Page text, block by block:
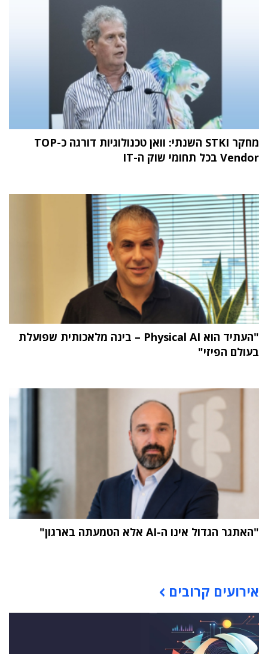
מחקר STKI השנתי: וואן טכנולוגיות דורגה כ-TOP
Vendor בכל תחומי שוק ה-IT
"העתיד הוא Physical AI – בינה מלאכותית שפועלת
בעולם הפיזי"
"האתגר הגדול אינו ה-AI אלא הטמעתה בארגון"
אירועים קרובים